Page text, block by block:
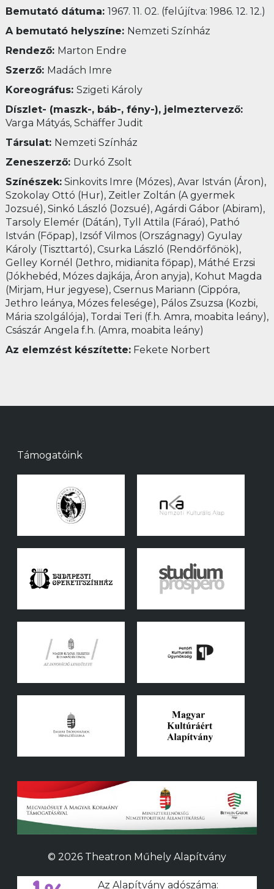
Bemutató dátuma: 1967. 11. 02. (felújítva: 1986. 12. 12.)
A bemutató helyszíne: Nemzeti Színház
Rendező: Marton Endre
Szerző: Madách Imre
Koreográfus: Szigeti Károly
Díszlet- (maszk-, báb-, fény-), jelmeztervező:
Varga Mátyás, Schäffer Judit
Társulat: Nemzeti Színház
Zeneszerző: Durkó Zsolt
Színészek:Sinkovits Imre (Mózes), Avar István (Áron),
Szokolay Ottó (Hur), Zeitler Zoltán (A gyermek
Jozsué), Sinkó László (Jozsué), Agárdi Gábor (Abiram),
Tarsoly Elemér (Dátán), Tyll Attila (Fáraó), Pathó
István (Főpap), Izsóf Vilmos (Országnagy) Gyulay
Károly (Tiszttartó), Csurka László (Rendőrfőnök),
Gelley Kornél (Jethro, midianita főpap), Máthé Erzsi
(Jókhebéd, Mózes dajkája, Áron anyja), Kohut Magda
(Mirjam, Hur jegyese), Csernus Mariann (Cippóra,
Jethro leánya, Mózes felesége), Pálos Zsuzsa (Kozbi,
Mária szolgálója), Tordai Teri (f.h. Amra, moabita leány),
Császár Angela f.h. (Amra, moabita leány)
Az elemzést készítette:Fekete Norbert
Támogatóink
© 2026 Theatron Műhely Alapítvány
Az Alapítvány adószáma: